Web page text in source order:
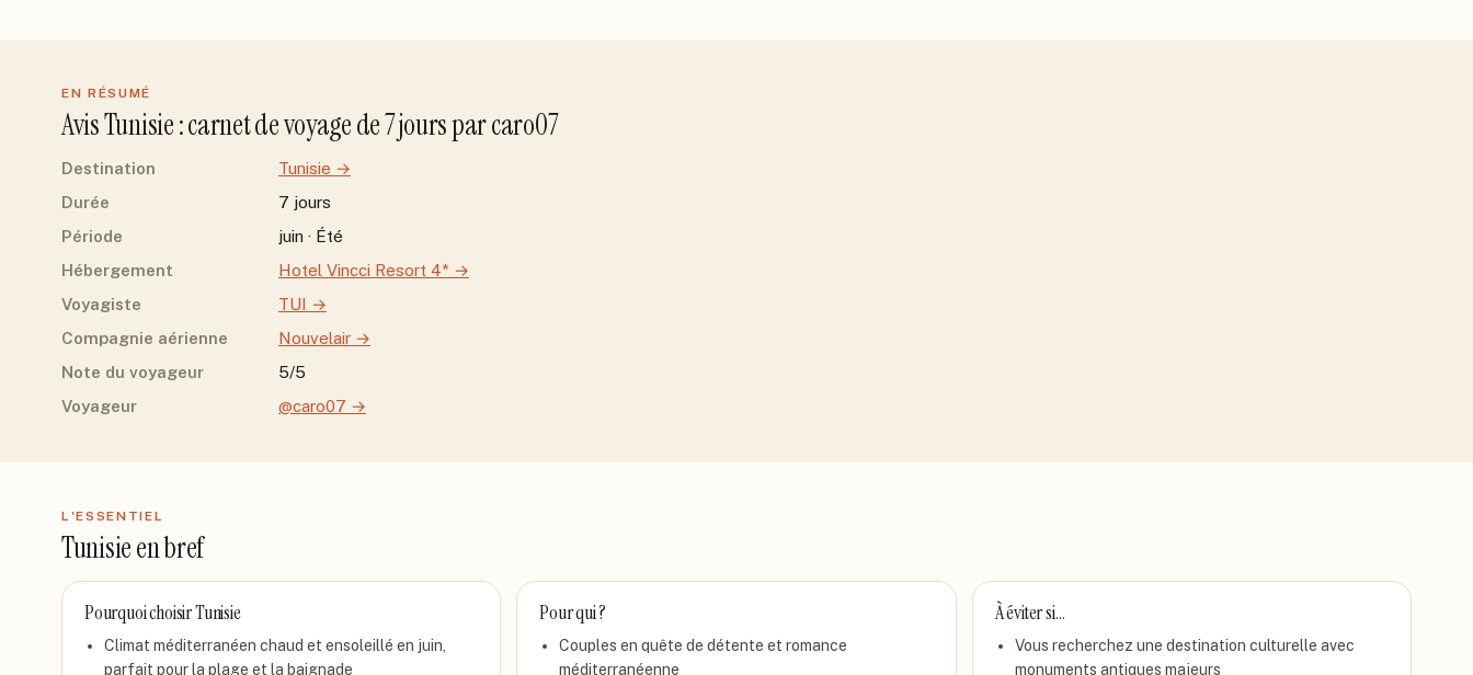
EN RÉSUMÉ
AvisTunisie: carnet de voyage de7joursparcaro07
Destination Tunisie →
Durée
7 jours
Période
juin · Été
Hébergement
Hotel Vincci Resort 4* →
Voyagiste
TUI →
Compagnie aérienne
Nouvelair →
Note du voyageur
5/5
Voyageur
@caro07 →
L'ESSENTIEL
Tunisieen bref
Pourquoi choisirTunisie
Climat méditerranéen chaud et ensoleillé en juin,
parfait pour la plage et la baignade
Pour qui ?
Couples en quête de détente et romance
méditerranéenne
À éviter si…
Vous recherchez une destination culturelle avec
monuments antiques majeurs